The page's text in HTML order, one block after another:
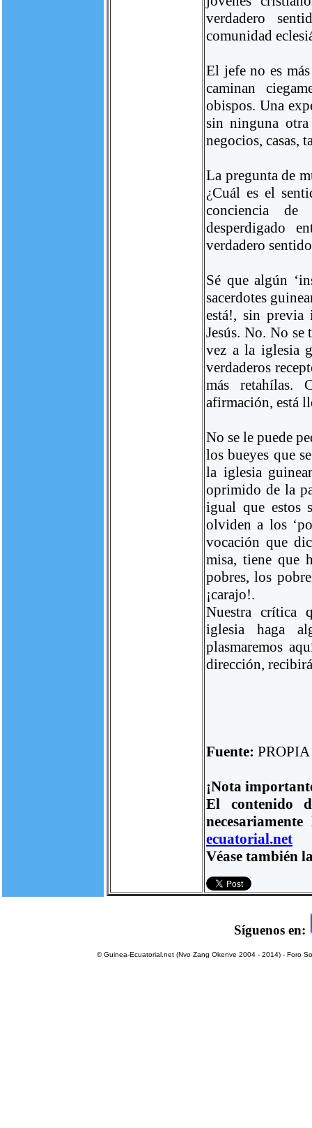
verdadero
comunidad
El jefe no es
caminan
obispos. Una
sin ninguna
negocios, casas,
La pregunta de
¿Cuál es el
conciencia
desperdigado
verdadero
Sé que algún
sacerdotes
está!, sin previa
Jesús. No. No se
vez a la iglesia
verdaderos
más retahílas.
afirmación, está
No se le puede
los bueyes que
la iglesia
oprimido de la
igual que estos
olviden a los
vocación que
misa, tiene que
pobres, los
¡carajo!.
Nuestra crítica
iglesia haga
plasmaremos
dirección,
Fuente: PROPIA
¡Nota
El contenido
ecuatorial.net
Véase también
Síguenos en:
© Guinea-Ecuatorial.net (Nvo Zang Okenve 2004 - 2014) - Foro